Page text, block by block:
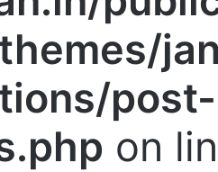
post-
on